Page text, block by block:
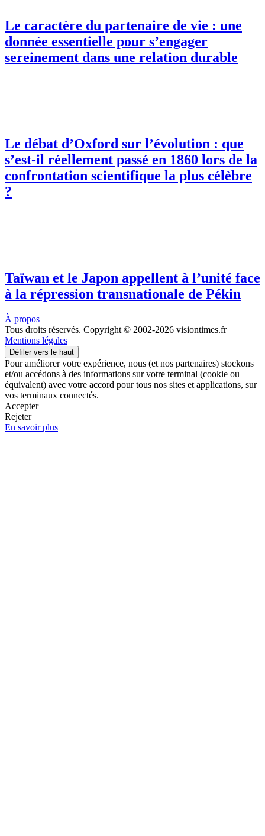
Le caractère du partenaire de vie : une
donnée essentielle pour s’engager
sereinement dans une relation durable
Le débat d’Oxford sur l’évolution : que
s’est-il réellement passé en 1860 lors de la
confrontation scientifique la plus célèbre
?
Taïwan et le Japon appellent à l’unité face
à la répression transnationale de Pékin
À propos
Tous droits réservés. Copyright © 2002-2026 visiontimes.fr
Mentions légales
Défiler vers le haut
Pour améliorer votre expérience, nous (et nos partenaires) stockons
et/ou accédons à des informations sur votre terminal (cookie ou
équivalent) avec votre accord pour tous nos sites et applications, sur
vos terminaux connectés.
Accepter
Rejeter
En savoir plus